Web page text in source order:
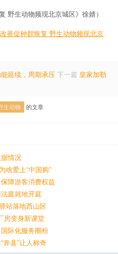
野生动物频现北京城区》徐婧）
善促种群恢复 野生动物频现北京
延续，周期承压 下一篇 皇家加勒
生动物 的文章
情况
啥爱上“中国购”
障游客消费权益
庭就地开庭
站落地西山区
房变身新课堂
际化服务圈粉
奔县”让人称奇